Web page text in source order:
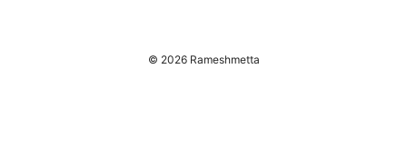
© 2026 Rameshmetta